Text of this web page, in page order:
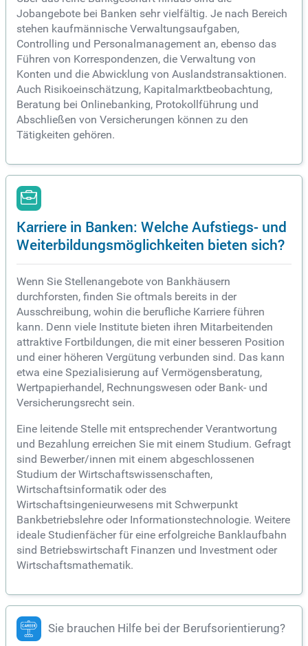
Jobangebote bei Banken sehr vielfältig. Je nach Bereich
stehen kaufmännische Verwaltungsaufgaben,
Controlling und Personalmanagement an, ebenso das
Führen von Korrespondenzen, die Verwaltung von
Konten und die Abwicklung von Auslandstransaktionen.
Auch Risikoeinschätzung, Kapitalmarktbeobachtung,
Beratung bei Onlinebanking, Protokollführung und
Abschließen von Versicherungen können zu den
Tätigkeiten gehören.
Karriere in Banken: Welche Aufstiegs- und
Weiterbildungsmöglichkeiten bieten sich?
Wenn Sie Stellenangebote von Bankhäusern
durchforsten, finden Sie oftmals bereits in der
Ausschreibung, wohin die berufliche Karriere führen
kann. Denn viele Institute bieten ihren Mitarbeitenden
attraktive Fortbildungen, die mit einer besseren Position
und einer höheren Vergütung verbunden sind. Das kann
etwa eine Spezialisierung auf Vermögensberatung,
Wertpapierhandel, Rechnungswesen oder Bank- und
Versicherungsrecht sein.
Eine leitende Stelle mit entsprechender Verantwortung
und Bezahlung erreichen Sie mit einem Studium. Gefragt
sind Bewerber/innen mit einem abgeschlossenen
Studium der Wirtschaftswissenschaften,
Wirtschaftsinformatik oder des
Wirtschaftsingenieurwesens mit Schwerpunkt
Bankbetriebslehre oder Informationstechnologie. Weitere
ideale Studienfächer für eine erfolgreiche Banklaufbahn
sind Betriebswirtschaft Finanzen und Investment oder
Wirtschaftsmathematik.
Sie brauchen Hilfe bei der Berufsorientierung?